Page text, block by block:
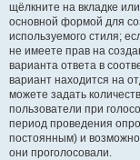
щёлкните на вкладке
основной формой для
используемого стиля;
не имеете прав на
варианта ответа в
вариант находится на
можете задать
пользователи при
период проведения
постоянным) и
они проголосовали.